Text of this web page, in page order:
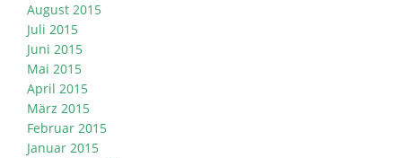
August 2015
Juli 2015
Juni 2015
Mai 2015
April 2015
März 2015
Februar 2015
Januar 2015